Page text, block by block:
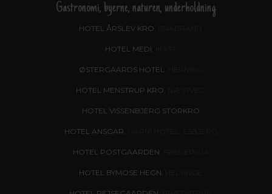
Gastronomi, byerne, naturen, underholdning
HOTEL ÅRSLEV KRO
HOTEL MEDI
ØSTERGAARDS HOTEL, HERNING
HOTEL MENSTRUP KRO
HOTEL VISSENBJERG STORKRO
HOTEL ANSGAR
HOTEL POSTGAARDEN
HOTEL BYMOSE HEGN